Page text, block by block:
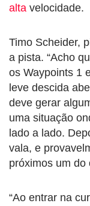
alta velocidade.
Timo Scheider,
a pista. “Acho
os Waypoints 1
leve descida
deve gerar
uma situação
lado a lado.
vala, e
próximos um do
“Ao entrar na